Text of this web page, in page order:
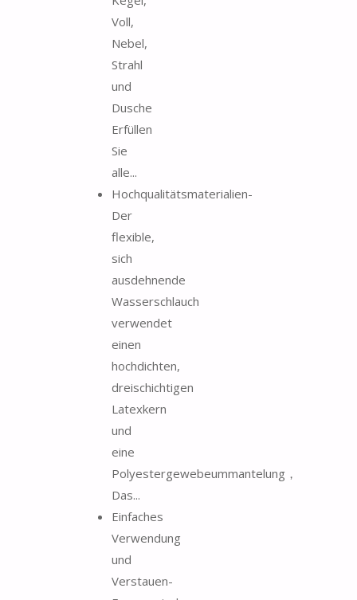
Voll,
Nebel,
Strahl
und
Dusche
Erfüllen
Sie
alle...
Hochqualitätsmaterialien-
Der
flexible,
sich
ausdehnende
Wasserschlauch
verwendet
einen
hochdichten,
dreischichtigen
Latexkern
und
eine
Polyestergewebeummantelung，
Das...
Einfaches
Verwendung
und
Verstauen-